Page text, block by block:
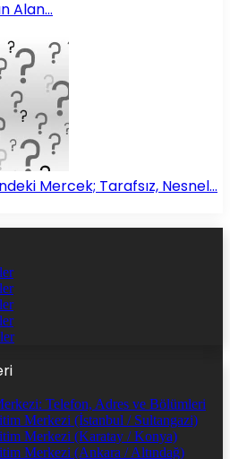
Alan…
Mercek; Tarafsız, Nesnel…
Telefon, Adres ve Bölümleri
Merkezi (İstanbul / Sultangazi)
Merkezi (Karatay / Konya)
Merkezi (Ankara / Altındağ)